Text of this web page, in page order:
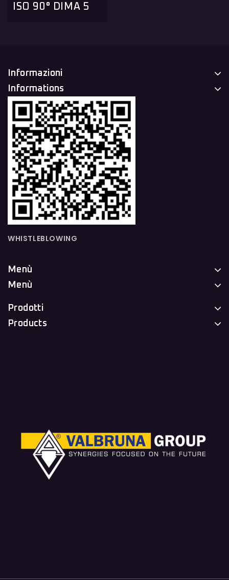
ISO 90° DIMA 5
Informazioni
Informations
WHISTLEBLOWING
Menù
Menù
Prodotti
Products